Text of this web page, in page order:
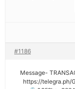
#1186
🖇 Message-
https://